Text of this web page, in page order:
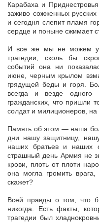
Карабаха и
заживо сожженных
и сегодня слепит пламя
сердце и поныне сжимает
И все же мы не можем
трагедии, сколь бы
событий она ни
июне, черным крылом
грядущей беды и горя.
всегда и везде
гражданских, что пришли
солдат и милиционеров, на
Память об этом — наша
дни нашу защитницу,
наших братьев и наших
страшный день Армия не
крови, плоть от плоти
она могла громить
скажет?
Всей правды о том, что
никогда. Есть факты,
трагедии был